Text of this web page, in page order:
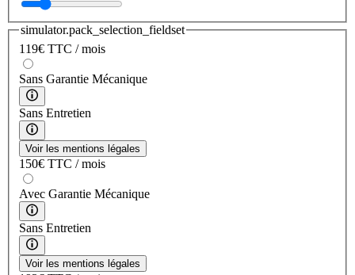
simulator.pack_selection_fieldset
119€ TTC / mois
Sans Garantie Mécanique
Sans Entretien
Voir les mentions légales
150€ TTC / mois
Avec Garantie Mécanique
Sans Entretien
Voir les mentions légales